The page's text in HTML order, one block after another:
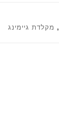
, מקלדת גיימינג